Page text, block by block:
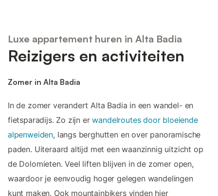
Luxe appartement huren in Alta Badia
Reizigers en activiteiten
Zomer in Alta Badia
In de zomer verandert Alta Badia in een wandel- en
fietsparadijs. Zo zijn erwandelroutes door bloeiende
alpenweiden, langs berghutten en over panoramische
paden. Uiteraard altijd met een waanzinnig uitzicht op
de Dolomieten. Veel liften blijven in de zomer open,
waardoor je eenvoudig hoger gelegen wandelingen
kunt maken. Ook mountainbikers vinden hier